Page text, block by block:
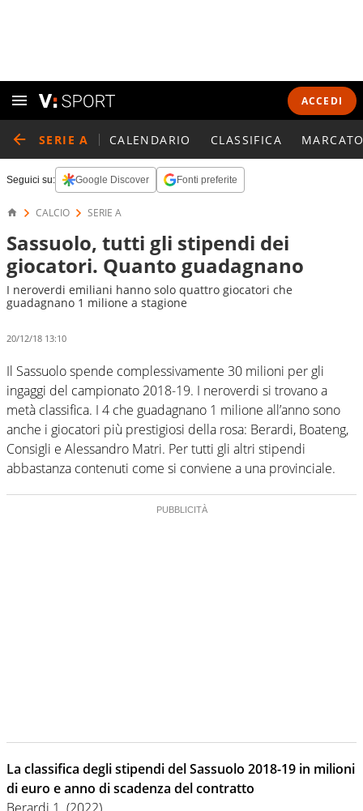
ACCEDI
SERIE A CALENDARIO CLASSIFICA
Seguici su: Google Discover Fonti preferite
CALCIO SERIE A
Sassuolo, tutti gli stipendi dei
giocatori. Quanto guadagnano
I neroverdi emiliani hanno solo quattro giocatori che
guadagnano 1 milione a stagione
20/12/18 13:10
Il Sassuolo spende complessivamente 30 milioni per gli
ingaggi del campionato 2018-19. I neroverdi si trovano a
metà classifica. I 4 che guadagnano 1 milione all’anno sono
anche i giocatori più prestigiosi della rosa: Berardi, Boateng,
Consigli e Alessandro Matri. Per tutti gli altri stipendi
abbastanza contenuti come si conviene a una provinciale.
La classifica degli stipendi del Sassuolo 2018-19 in milioni
di euro e anno di scadenza del contratto